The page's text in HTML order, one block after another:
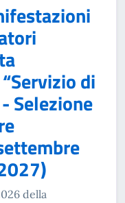
di
Selezione
della